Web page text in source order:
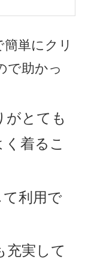
簡単にクリ
で助かっ
がとても
着るこ
て利用で
充実して